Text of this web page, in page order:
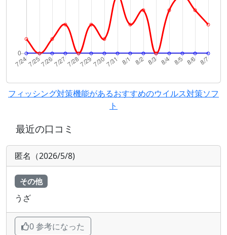
フィッシング対策機能があるおすすめのウイルス対策ソフ
ト
最近の口コミ
匿名（2026/5/8)
その他
うざ
0 参考になった